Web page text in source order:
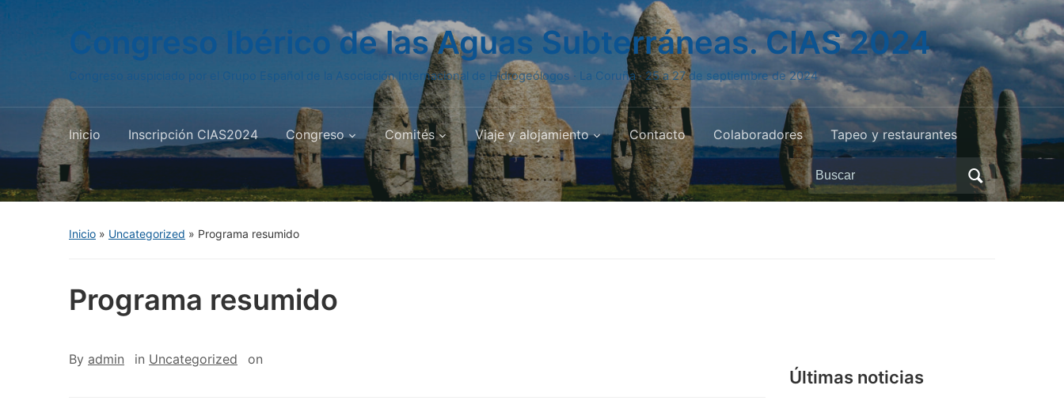
Congreso Ibérico de las Aguas Subterráneas. CIAS 2024
Congreso auspiciado por el Grupo Español de la Asociación Internacional de Hidrogeólogos · La Coruña · 25 a 27 de septiembre de 2024
Inicio Inscripción CIAS2024 Congreso Comités Viaje y alojamiento Contacto Colaboradores Tapeo y restaurantes
Buscar:
Inicio » Uncategorized » Programa resumido
Programa resumido
By admin in Uncategorized on
Últimas noticias